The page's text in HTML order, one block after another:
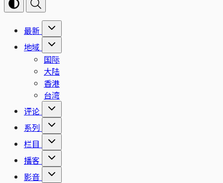
最新
地域
国际
大陆
香港
台湾
评论
系列
栏目
播客
影音